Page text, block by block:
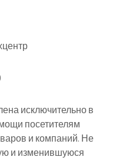
исключительно в
посетителям
и компаний. Не
и изменившуюся